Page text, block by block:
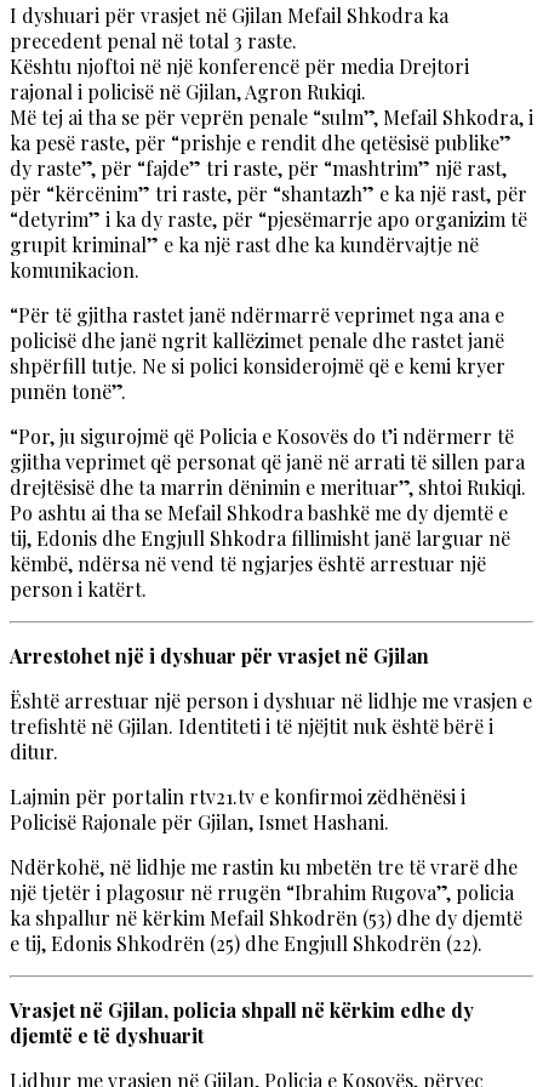
I dyshuari për vrasjet në Gjilan Mefail Shkodra ka
precedent penal në total 3 raste.
Kështu njoftoi në një konferencë për media Drejtori
rajonal i policisë në Gjilan, Agron Rukiqi.
Më tej ai tha se për veprën penale “sulm”, Mefail Shkodra, i
ka pesë raste, për “prishje e rendit dhe qetësisë publike”
dy raste”, për “fajde” tri raste, për “mashtrim” një rast,
për “kërcënim” tri raste, për “shantazh” e ka një rast, për
“detyrim” i ka dy raste, për “pjesëmarrje apo organizim të
grupit kriminal” e ka një rast dhe ka kundërvajtje në
komunikacion.
“Për të gjitha rastet janë ndërmarrë veprimet nga ana e
policisë dhe janë ngrit kallëzimet penale dhe rastet janë
shpërfill tutje. Ne si polici konsiderojmë që e kemi kryer
punën tonë”.
“Por, ju sigurojmë që Policia e Kosovës do t’i ndërmerr të
gjitha veprimet që personat që janë në arrati të sillen para
drejtësisë dhe ta marrin dënimin e merituar”, shtoi Rukiqi.
Po ashtu ai tha se Mefail Shkodra bashkë me dy djemtë e
tij, Edonis dhe Engjull Shkodra fillimisht janë larguar në
këmbë, ndërsa në vend të ngjarjes është arrestuar një
person i katërt.
Arrestohet një i dyshuar për vrasjet në Gjilan
Është arrestuar një person i dyshuar në lidhje me vrasjen e
trefishtë në Gjilan. Identiteti i të njëjtit nuk është bërë i
ditur.
Lajmin për portalin rtv21.tv e konfirmoi zëdhënësi i
Policisë Rajonale për Gjilan, Ismet Hashani.
Ndërkohë, në lidhje me rastin ku mbetën tre të vrarë dhe
një tjetër i plagosur në rrugën “Ibrahim Rugova”, policia
ka shpallur në kërkim Mefail Shkodrën (53) dhe dy djemtë
e tij, Edonis Shkodrën (25) dhe Engjull Shkodrën (22).
Vrasjet në Gjilan, policia shpall në kërkim edhe dy
djemtë e të dyshuarit
Lidhur me vrasjen në Gjilan, Policia e Kosovës, përveç